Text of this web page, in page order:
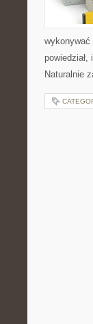
wykonywać
Naturalnie